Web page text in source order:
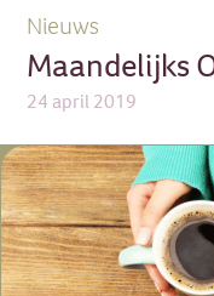
Nieuws
Maandelijks
24 april 2019